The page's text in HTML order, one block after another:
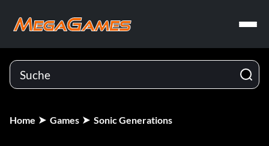
Home Games Sonic Generations